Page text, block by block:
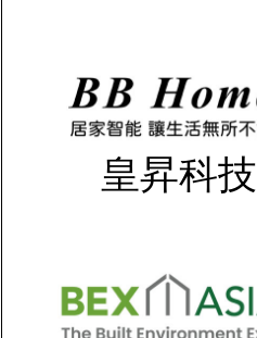
皇昇科技